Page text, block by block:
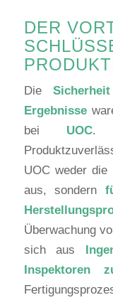
DER
Die
Ergebnisse
bei UOC.
UOC weder die
aus, sondern
Überwachung
sich aus
Inspektoren